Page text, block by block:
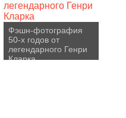
Фэшн-фотография
50-х годов от
легендарного Генри
Кларка